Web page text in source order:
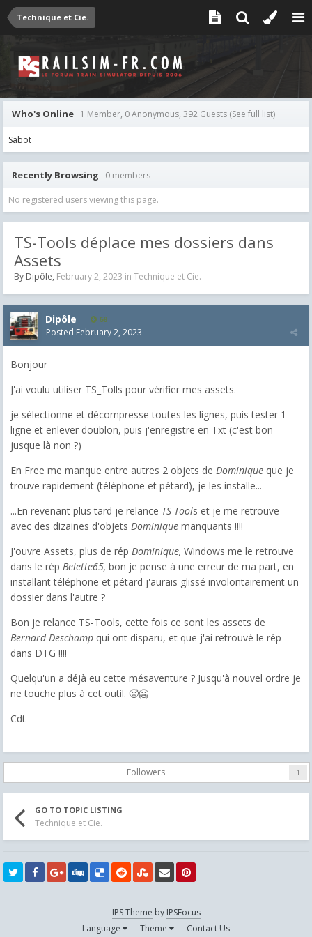
Technique et Cie.
Who's Online 1 Member, 0 Anonymous, 392 Guests (See full list)
Sabot
Recently Browsing 0 members
No registered users viewing this page.
TS-Tools déplace mes dossiers dans
Assets
By Dipôle, February 2, 2023 in Technique et Cie.
Dipôle 68
Posted February 2, 2023
Bonjour
J'ai voulu utiliser TS_Tolls pour vérifier mes assets.
je sélectionne et décompresse toutes les lignes, puis tester 1
ligne et enlever doublon, puis j'enregistre en Txt (c'est bon
jusque là non ?)
En Free me manque entre autres 2 objets de Dominique que je
trouve rapidement (téléphone et pétard), je les installe...
...En revenant plus tard je relance TS-Tools et je me retrouve
avec des dizaines d'objets Dominique manquants !!!!
J'ouvre Assets, plus de rép Dominique, Windows me le retrouve
dans le rép Belette65, bon je pense à une erreur de ma part, en
installant téléphone et pétard j'aurais glissé involontairement un
dossier dans l'autre ?
Bon je relance TS-Tools, cette fois ce sont les assets de
Bernard Deschamp qui ont disparu, et que j'ai retrouvé le rép
dans DTG !!!!
Quelqu'un a déjà eu cette mésaventure ? Jusqu'à nouvel ordre je
ne touche plus à cet outil. 🥵🥶
Cdt
Followers 1
GO TO TOPIC LISTING
Technique et Cie.
IPS Theme by IPSFocus
Language
Theme Contact Us